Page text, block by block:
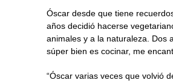
Óscar desde que tiene
años decidió hacerse
animales y a la naturaleza. Dos
súper bien es cocinar, me
“Óscar varias veces que volvió